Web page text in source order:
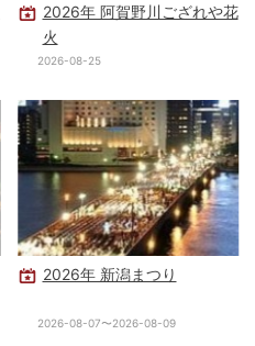
2026年 阿賀野川ござれや花
火
2026-08-25
2026年 新潟まつり
2026-08-07〜2026-08-09